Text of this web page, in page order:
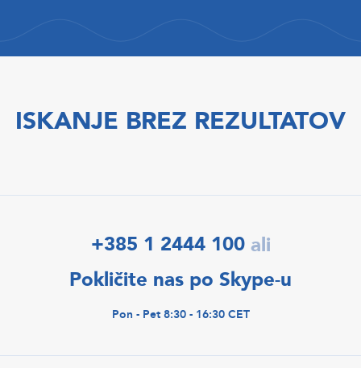
ISKANJE BREZ REZULTATOV
+385 1 2444 100 ali
Pokličite nas po Skype-u
Pon - Pet 8:30 - 16:30 CET